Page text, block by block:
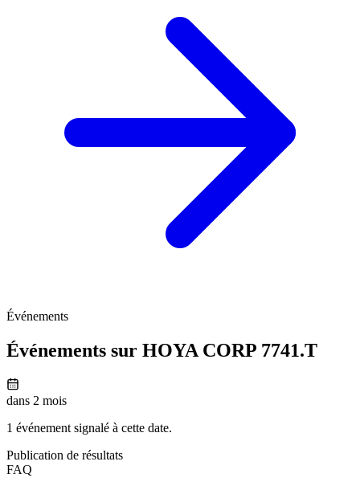
Événements
Événements sur HOYA CORP 7741.T
dans 2 mois
1 événement signalé à cette date.
Publication de résultats
FAQ